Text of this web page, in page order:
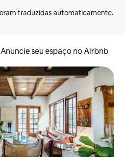
Anuncie seu espaço no Airbnb